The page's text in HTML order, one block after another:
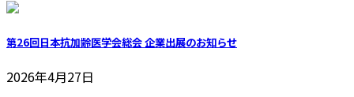
第26回日本抗加齢医学会総会 企業出展のお知らせ
2026年4月27日